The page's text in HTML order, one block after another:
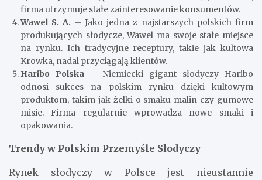
firma utrzymuje stałe zainteresowanie konsumentów.
Wawel S. A. – Jako jedna z najstarszych polskich firm
produkujących słodycze, Wawel ma swoje stałe miejsce
na rynku. Ich tradycyjne receptury, takie jak kultowa
Krowka, nadal przyciągają klientów.
Haribo Polska – Niemiecki gigant słodyczy Haribo
odnosi sukces na polskim rynku dzięki kultowym
produktom, takim jak żelki o smaku malin czy gumowe
misie. Firma regularnie wprowadza nowe smaki i
opakowania.
Trendy w Polskim Przemyśle Słodyczy
Rynek słodyczy w Polsce jest nieustannie